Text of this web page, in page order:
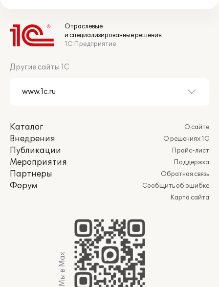
Отраслевые
и специализированные решения
1С:Предприятие
Другие сайты 1С
Каталог
Внедрения
Публикации
Мероприятия
Партнеры
Форум
О сайте
О решениях 1С
Прайс-лист
Поддержка
Обратная связь
Сообщить об ошибке
Карта сайта
Мы в Max